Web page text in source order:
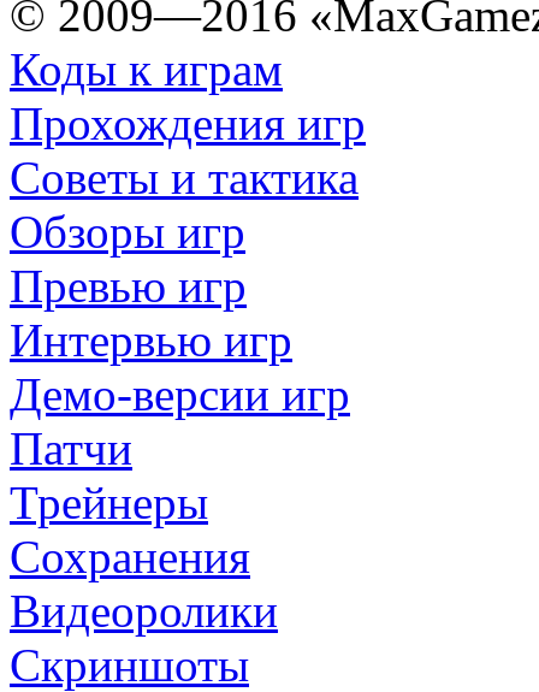
© 2009—2016
Коды к играм
Прохождения игр
Советы и тактика
Обзоры игр
Превью игр
Интервью игр
Демо-версии игр
Патчи
Трейнеры
Сохранения
Видеоролики
Скриншоты